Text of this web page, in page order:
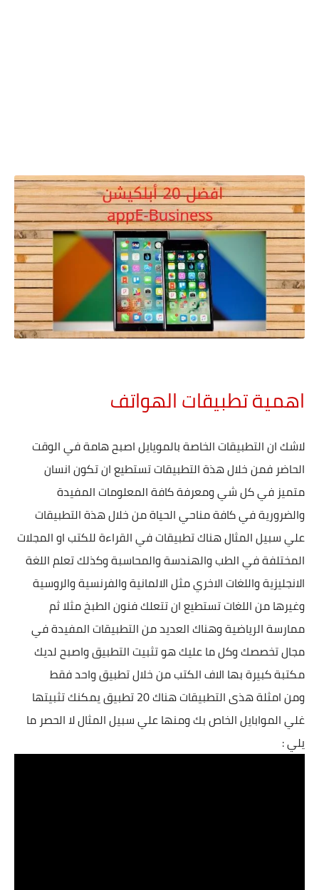
اهمية تطبيقات الهواتف
لاشك ان التطبيقات الخاصة بالمويايل اصبح هامة في الوقت
الحاضر فمن خلال هذة التطبيقات تستطيع ان تكون انسان
متميز في كل شي ومعرفة كافة المعلومات المفيدة
والضرورية في كافة مناحي الحياة من خلال هذة التطبيقات
علي سبيل المثال هناك تطبيقات في القراءة للكتب او المجلات
المختلفة في الطب والهندسة والمحاسبة وكذلك تعلم اللغة
الانجليزية واللغات الاخري مثل الالمانية والفرنسية والروسية
وغيرها من اللغات تستطيع ان تتعلك فنون الطبخ مثلا ثم
ممارسة الرياضية وهناك العديد من التطبيقات المفيدة في
مجال تخصصك وكل ما عليك هو تثبيت التطبيق واصبح لديك
مكتبة كبيرة بها الاف الكتب من خلال تطبيق واحد فقط
ومن امثلة هذى التطبيقات هناك 20 تطبيق يمكنك تثبيتها
غلي الموابايل الخاص بك ومنها علي سبيل المثال لا الحصر ما
يلي :